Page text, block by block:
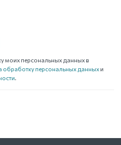
моих персональных данных в
обработку персональных данных и
.